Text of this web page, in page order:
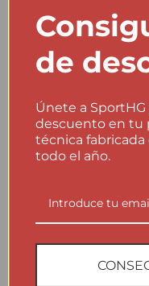
Instrucciones de
No lavar del revés.
40No lavar a más de
No planchar.
Evita programas
Producción
de
Únete a SportHG
descuento en tu
técnica fabricada
todo el año.